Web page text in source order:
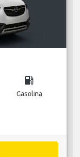
local_gas_station
Gasolina